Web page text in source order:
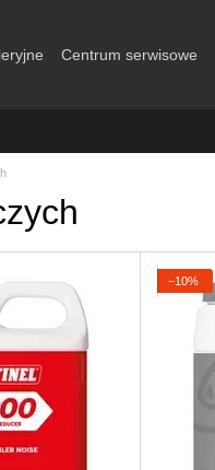
Centrum serwisowe
−10%